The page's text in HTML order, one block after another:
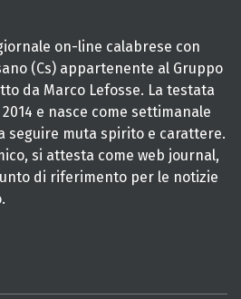
on-line calabrese con
(Cs) appartenente al Gruppo
da Marco Lefosse. La testata
e nasce come settimanale
seguire muta spirito e carattere.
si attesta come web journal,
di riferimento per le notizie